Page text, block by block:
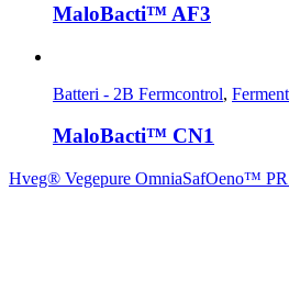
MaloBacti™ AF3
Batteri - 2B Fermcontrol,
MaloBacti™ CN1
Hveg® Vegepure OmniaSafOeno™